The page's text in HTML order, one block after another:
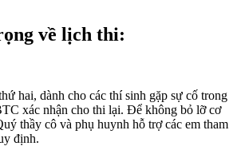
về lịch thi:
hai, dành cho các thí sinh gặp sự cố trong
xác nhận cho thi lại. Để không bỏ lỡ cơ
thầy cô và phụ huynh hỗ trợ các em tham
định.